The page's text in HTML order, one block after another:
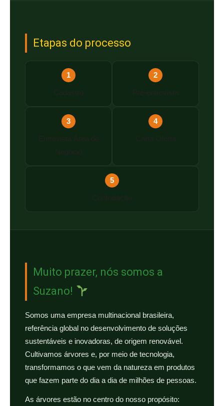
Etapas do processo
1 2
3 4
5
Muito prazer, nós somos a
Suzano!
Somos uma empresa multinacional brasileira,
referência global no desenvolvimento de soluções
sustentáveis e inovadoras, de origem renovável.
Cultivamos árvores e, por meio de tecnologia,
transformamos o que vem da natureza em produtos
que fazem parte do dia a dia de milhões de pessoas.
As árvores estão no centro do nosso propósito: